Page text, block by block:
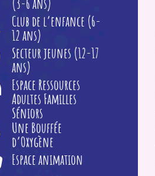
(3-6 ans)
Club de l’enfance (6-
12 ans)
Secteur jeunes (12-17
ans)
Espace Ressources
Adultes Familles
Séniors
Une Bouffée
d’Oxygène
Espace animation